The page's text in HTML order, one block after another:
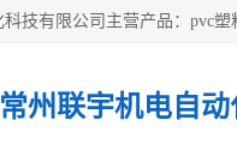
常州联宇机电自